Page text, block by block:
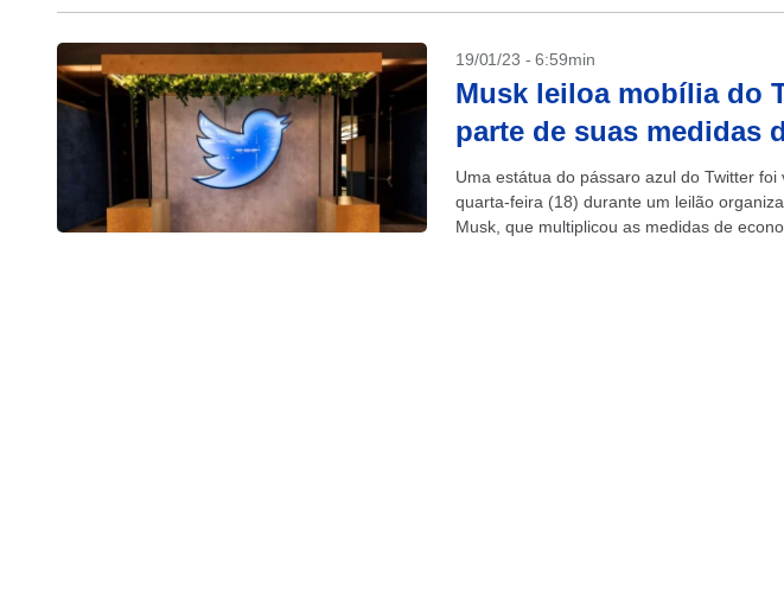
19/01/23 - 6:59min
Musk leiloa mobília do
parte de suas medidas
Uma estátua do pássaro azul do Twitter
quarta-feira (18) durante um leilão
Musk, que multiplicou as medidas de